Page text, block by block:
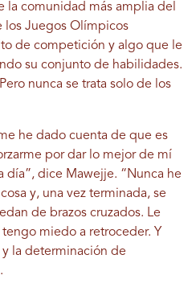
la comunidad más amplia del
los Juegos Olímpicos
de competición y algo que le
su conjunto de habilidades.
Pero nunca se trata solo de los
he dado cuenta de que es
por dar lo mejor de mí
día”, dice Mawejje. “Nunca he
y, una vez terminada, se
de brazos cruzados. Le
miedo a retroceder. Y
la determinación de